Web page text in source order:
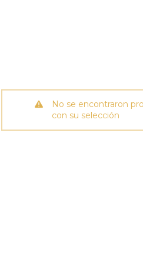
No se encontraron
con su selección